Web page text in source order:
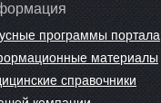
программы портала
материалы
справочники